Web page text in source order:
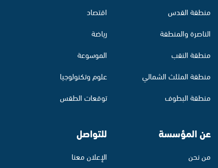
منطقة القدس
الناصرة والمنطقة
منطقة النقب
منطقة المثلث الشمالي
منطقة البطوف
اقتصاد
رياضة
الموسوعة
علوم وتكنولوجيا
توقعات الطقس
عن المؤسسة
من نحن
للتواصل
الإعلان معنا